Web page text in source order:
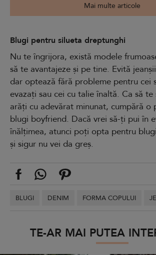
Mai multe articole
Blugi pentru silueta dreptunghi
Nu te îngrijora, există modele
să te avantajeze și pe tine. Evită
dar optează fără probleme pentru cei
evazați sau cei cu talie înaltă. Ca să te
arăți cu adevărat minunat, cumpără o
blugi boyfriend. Dacă vrei să-ți pui în
înălțimea, atunci poți opta pentru
și sigur nu vei da greș.
BLUGI DENIM FORMA COPULUI
TE-AR MAI PUTEA